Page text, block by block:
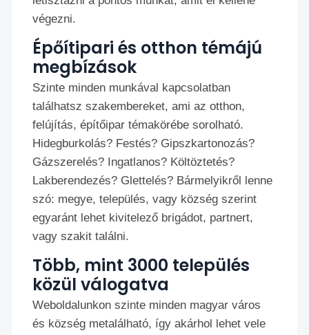
végezni.
Épőítipari és otthon témájú
megbízások
Szinte minden munkával kapcsolatban
találhatsz szakembereket, ami az otthon,
felújítás, építőipar témakörébe sorolható.
Hidegburkolás? Festés? Gipszkartonozás?
Gázszerelés? Ingatlanos? Költöztetés?
Lakberendezés? Glettelés? Bármelyikről lenne
szó: megye, település, vagy község szerint
egyaránt lehet kivitelező brigádot, partnert,
vagy szakit találni.
Több, mint 3000 település
közül válogatva
Weboldalunkon szinte minden magyar város
és község metalálható, így akárhol lehet vele